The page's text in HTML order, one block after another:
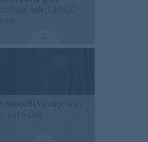
collage oak (120x20
cm)
63666DR5 indigo ash
(75x15 cm)